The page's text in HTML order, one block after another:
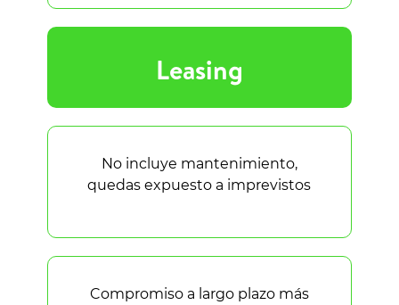
Leasing
No incluye mantenimiento,
quedas expuesto a imprevistos
Compromiso a largo plazo más